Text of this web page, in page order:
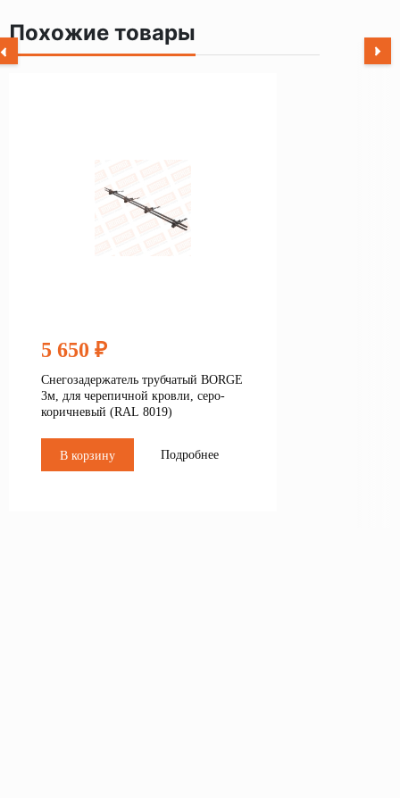
Похожие товары
5 650 ₽
Снегозадержатель трубчатый BORGE
3м, для черепичной кровли, серо-
коричневый (RAL 8019)
В корзину Подробнее